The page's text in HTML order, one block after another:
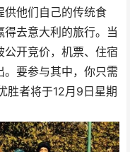
供他们自己的传统食
去意大利的旅行。当
开竞价，机票、住宿
要参与其中，你只需
胜者将于12月9日星期